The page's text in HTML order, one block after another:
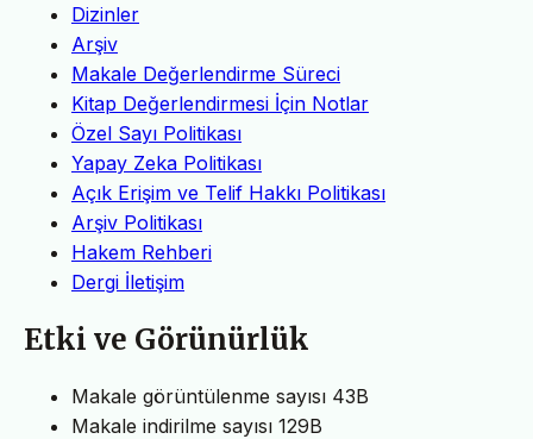
Dizinler
Arşiv
Makale Değerlendirme Süreci
Kitap Değerlendirmesi İçin Notlar
Özel Sayı Politikası
Yapay Zeka Politikası
Açık Erişim ve Telif Hakkı Politikası
Arşiv Politikası
Hakem Rehberi
Dergi İletişim
Etki ve Görünürlük
Makale görüntülenme sayısı 43B
Makale indirilme sayısı 129B